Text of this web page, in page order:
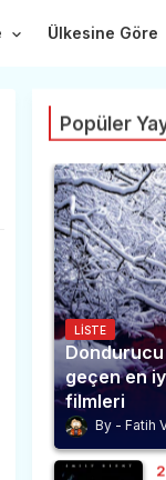
Ülkesine Göre
Popüler
LISTE
geçen en
filmleri
Fatih